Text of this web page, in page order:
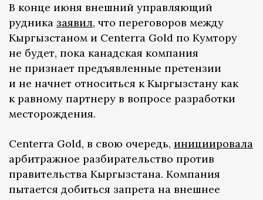
В конце июня внешний управляющий
рудника заявил, что переговоров между
Кыргызстаном и Centerra Gold по Кумтору
не будет, пока канадская компания
не признает предъявленные претензии
и не начнет относиться к Кыргызстану как
к равному партнеру в вопросе разработки
месторождения.
Centerra Gold, в свою очередь, инициировала
арбитражное разбирательство против
правительства Кыргызстана. Компания
пытается добиться запрета на внешнее